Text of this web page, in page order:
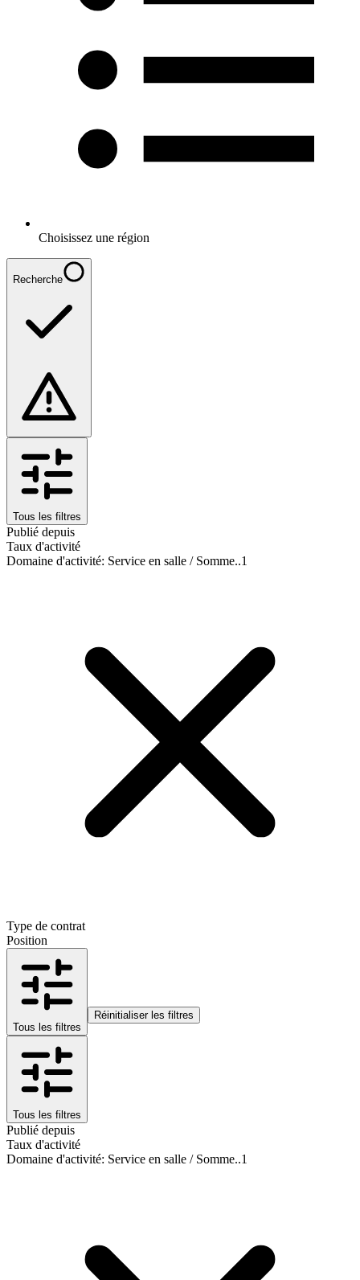
Choisissez une région
Recherche
Tous les filtres
Publié depuis
Taux d'activité
Domaine d'activité: Service en salle / Somme..1
Type de contrat
Position
Tous les filtres
Réinitialiser les filtres
Tous les filtres
Publié depuis
Taux d'activité
Domaine d'activité: Service en salle / Somme..1